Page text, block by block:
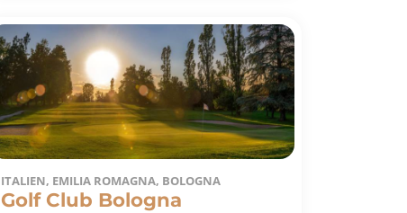
ITALIEN, EMILIA ROMAGNA, BOLOGNA
Golf Club Bologna